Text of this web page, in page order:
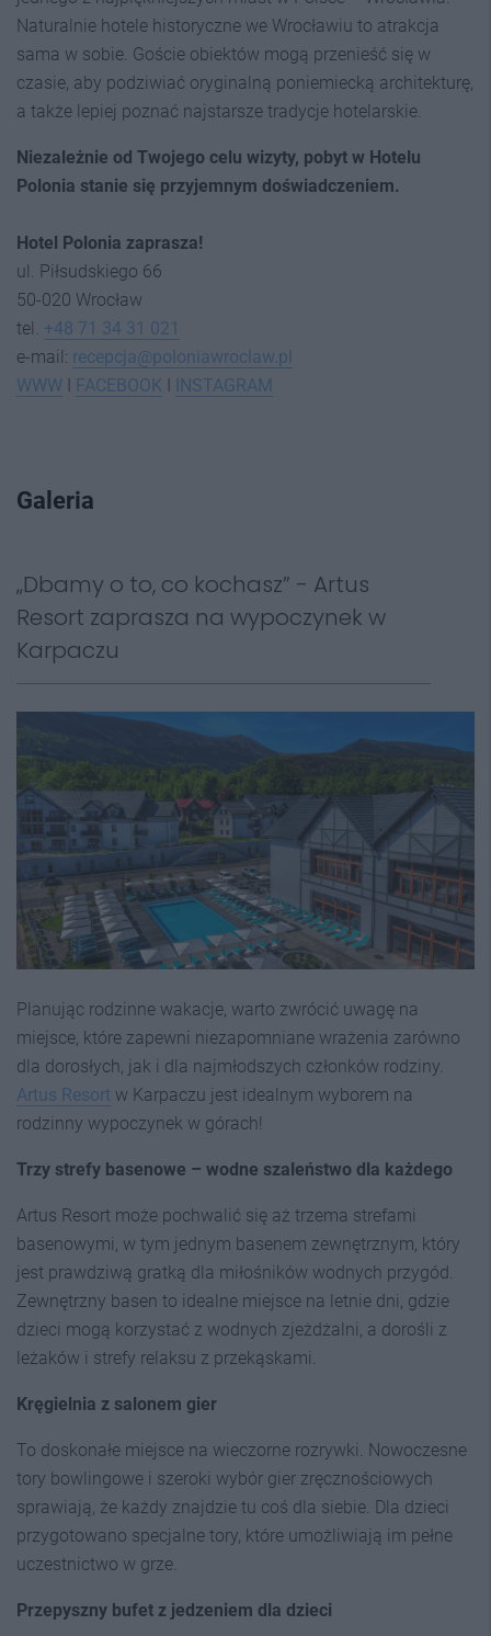
Naturalnie hotele historyczne we Wrocławiu to atrakcja
sama w sobie. Goście obiektów mogą przenieść się w
czasie, aby podziwiać oryginalną poniemiecką architekturę,
a także lepiej poznać najstarsze tradycje hotelarskie.
Niezależnie od Twojego celu wizyty, pobyt w Hotelu
Polonia stanie się przyjemnym doświadczeniem.
Hotel Polonia zaprasza!
ul. Piłsudskiego 66
50-020 Wrocław
tel. +48 71 34 31 021
e-mail: recepcja@poloniawroclaw.pl
WWW I FACEBOOK I INSTAGRAM
Galeria
„Dbamy o to, co kochasz” - Artus
Resort zaprasza na wypoczynek w
Karpaczu
Planując rodzinne wakacje, warto zwrócić uwagę na
miejsce, które zapewni niezapomniane wrażenia zarówno
dla dorosłych, jak i dla najmłodszych członków rodziny.
Artus Resort w Karpaczu jest idealnym wyborem na
rodzinny wypoczynek w górach!
Trzy strefy basenowe – wodne szaleństwo dla każdego
Artus Resort może pochwalić się aż trzema strefami
basenowymi, w tym jednym basenem zewnętrznym, który
jest prawdziwą gratką dla miłośników wodnych przygód.
Zewnętrzny basen to idealne miejsce na letnie dni, gdzie
dzieci mogą korzystać z wodnych zjeżdżalni, a dorośli z
leżaków i strefy relaksu z przekąskami.
Kręgielnia z salonem gier
To doskonałe miejsce na wieczorne rozrywki. Nowoczesne
tory bowlingowe i szeroki wybór gier zręcznościowych
sprawiają, że każdy znajdzie tu coś dla siebie. Dla dzieci
przygotowano specjalne tory, które umożliwiają im pełne
uczestnictwo w grze.
Przepyszny bufet z jedzeniem dla dzieci